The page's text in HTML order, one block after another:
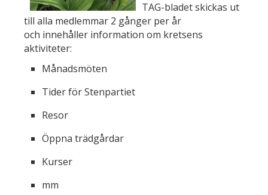
TAG-bladet skickas ut
till alla medlemmar 2 gånger per år
och innehåller information om kretsens
aktiviteter:
Månadsmöten
Tider för Stenpartiet
Resor
Öppna trädgårdar
Kurser
mm